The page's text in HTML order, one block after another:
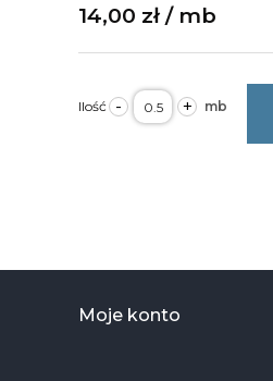
14,00 zł
- ilość
Bawełna
+
Moje konto